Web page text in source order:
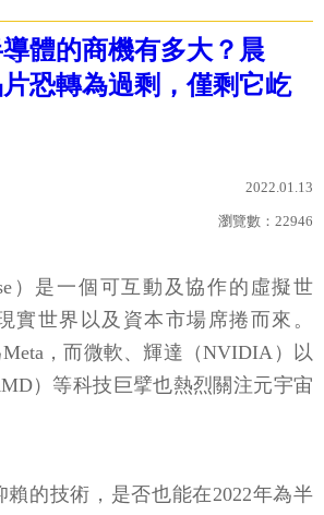
體的商機有多大？晨
恐轉為過剩，僅剩它屹
2022.01.13
瀏覽數： 22946
）是一個可互動及協作的虛擬世
實世界以及資本市場席捲而來。
Meta，而微軟、輝達（NVIDIA）以
）等科技巨擘也熱烈關注元宇宙
的技術，是否也能在2022年為半